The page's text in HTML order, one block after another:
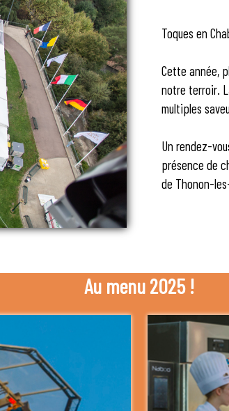
Toques en
Cette année,
notre terroir.
multiples
Un rendez-
présence de
de Thonon-
Au menu 2025 !